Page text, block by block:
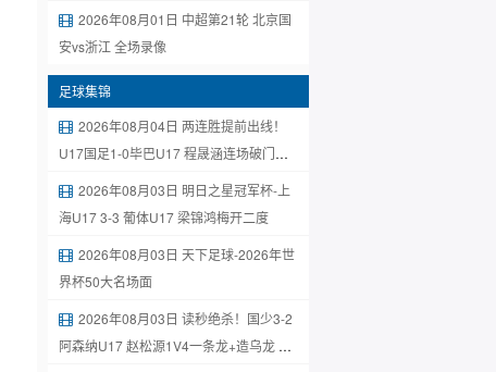
2026年08月01日 中超第21轮 北京国
安vs浙江 全场录像
足球集锦
2026年08月04日 两连胜提前出线！
U17国足1-0毕巴U17 程晟涵连场破门赵
2026年08月03日 明日之星冠军杯-上
海U17 3-3 葡体U17 梁锦鸿梅开二度
2026年08月03日 天下足球-2026年世
界杯50大名场面
2026年08月03日 读秒绝杀！国少3-2
阿森纳U17 赵松源1V4一条龙+造乌龙 程